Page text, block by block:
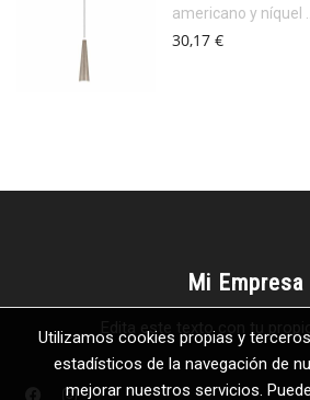
americano y níquel ...
30,17 €
Mi Empresa
Edita este texto con tu
Utilizamos cookies propias y
estadísticos de la navegación de
mejorar nuestros servicios.